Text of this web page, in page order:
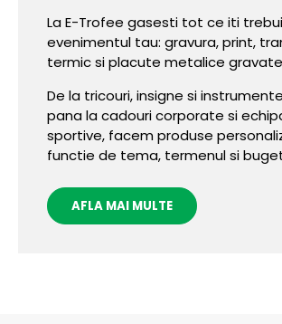
La E-Trofee gasesti tot ce iti
evenimentul tau: gravura, print,
termic si placute metalice
De la tricouri, insigne si
pana la cadouri corporate si
sportive, facem produse
functie de tema, termenul si
AFLA MAI MULTE